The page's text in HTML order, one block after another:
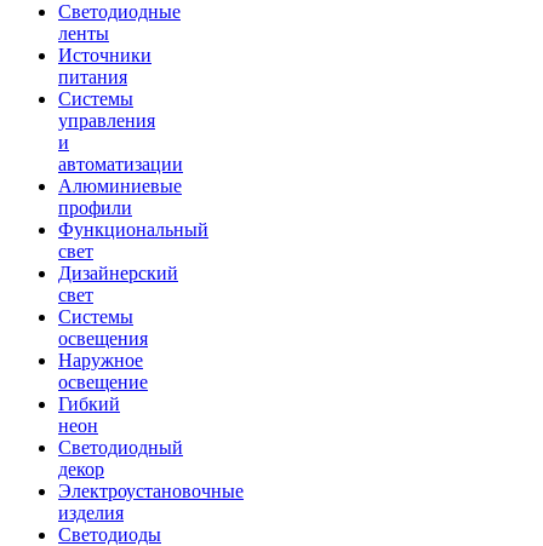
Светодиодные
ленты
Источники
питания
Системы
управления
и
автоматизации
Алюминиевые
профили
Функциональный
свет
Дизайнерский
свет
Системы
освещения
Наружное
освещение
Гибкий
неон
Светодиодный
декор
Электроустановочные
изделия
Светодиоды